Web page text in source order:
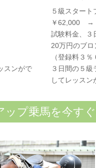
スンがで
５級スタート
￥62,000 →
試験料金、３
20万円のブ
（登録料３
３日間の５級
してレッスン
ップ乗馬を今す